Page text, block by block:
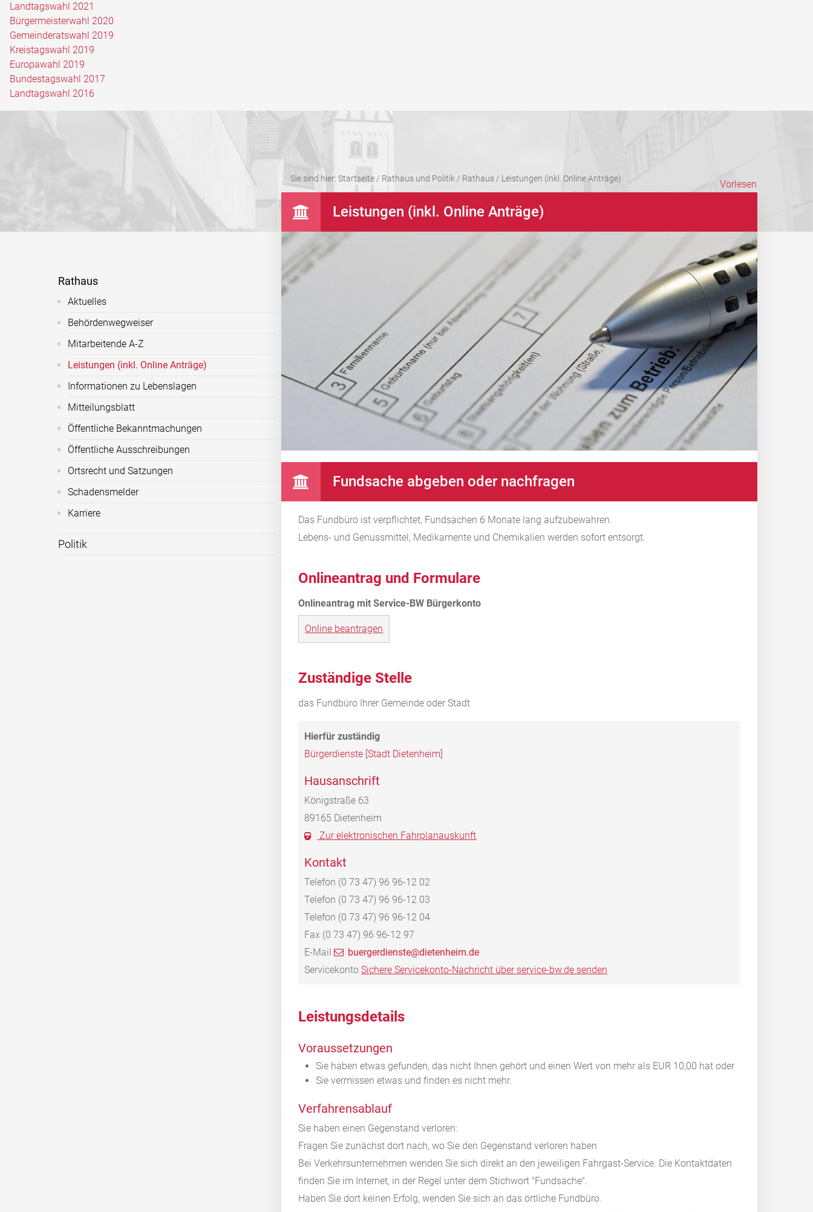
Landtagswahl 2021
Bürgermeisterwahl 2020
Gemeinderatswahl 2019
Kreistagswahl 2019
Europawahl 2019
Bundestagswahl 2017
Landtagswahl 2016
Sie sind hier: Startseite/ Rathaus und Politik / Rathaus/ Leistungen (inkl. Online Anträge) Vorlesen
Rathaus
Aktuelles
Behördenwegweiser
Mitarbeitende A-Z
Leistungen (inkl. Online Anträge)
Informationen zu Lebenslagen
Mitteilungsblatt
Öffentliche Bekanntmachungen
Öffentliche Ausschreibungen
Ortsrecht und Satzungen
Schadensmelder
Karriere
Politik
Leistungen (inkl. Online Anträge)
Fundsache abgeben oder nachfragen
Das Fundbüro ist verpflichtet, Fundsachen 6 Monate lang aufzubewahren.
Lebens- und Genussmittel, Medikamente und Chemikalien werden sofort entsorgt.
Onlineantrag und Formulare
Online beantragen
Zuständige Stelle
das Fundbüro Ihrer Gemeinde oder Stadt
Bürgerdienste [Stadt Dietenheim]
Hausanschrift
Königstraße 63
89165 Dietenheim
Zur elektronischen Fahrplanauskunft
Kontakt
Telefon (0 73 47) 96 96-12 02
Telefon (0 73 47) 96 96-12 03
Telefon (0 73 47) 96 96-12 04
Fax (0 73 47) 96 96-12 97
E-Mail
buergerdienste@dietenheim.de
Servicekonto Sichere Servicekonto-Nachricht über service-bw.de senden
Leistungsdetails
Voraussetzungen
Sie haben etwas gefunden, das nicht Ihnen gehört und einen Wert von mehr als EUR 10,00 hat oder
Sie vermissen etwas und finden es nicht mehr.
Verfahrensablauf
Sie haben einen Gegenstand verloren:
Fragen Sie zunächst dort nach, wo Sie den Gegenstand verloren haben
Bei Verkehrsunternehmen wenden Sie sich direkt an den jeweiligen Fahrgast-Service. Die Kontaktdaten
finden Sie im Internet, in der Regel unter dem Stichwort "Fundsache".
Haben Sie dort keinen Erfolg, wenden Sie sich an das örtliche Fundbüro.